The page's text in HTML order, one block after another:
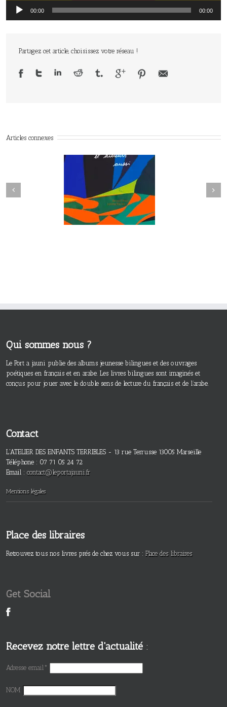
Lecteur
audio
00:00 00:00
Partagez cet article, choisissez votre réseau !
Articles connexes
Next
Qui sommes nous ?
Le Port a jauni publie des albums jeunesse bilingues et des ouvrages
poétiques en français et en arabe. Les livres bilingues sont imaginés et
conçus pour jouer avec le double sens de lecture du français et de l’arabe.
Contact
L'ATELIER DES ENFANTS TERRIBLES - 13 rue Terrusse 13005 Marseille
Téléphone : 07 71 05 24 72
Email : contact@leportajauni.fr
Mentions légales
Place des libraires
Retrouvez tous nos livres prés de chez vous sur : Place des libraires
Get Social
Recevez notre lettre d'actualité :
Adresse email*
NOM